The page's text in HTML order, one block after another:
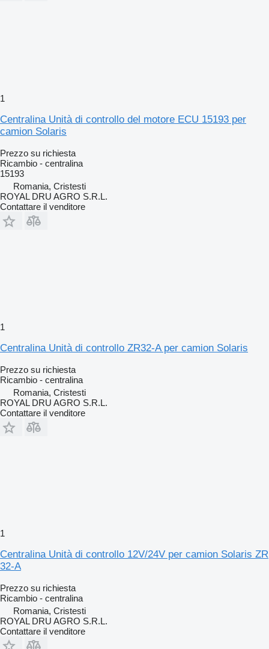
1
Centralina Unità di controllo del motore ECU 15193 per
camion Solaris
Prezzo su richiesta
Ricambio - centralina
15193
Romania, Cristesti
ROYAL DRU AGRO S.R.L.
Contattare il venditore
1
Centralina Unità di controllo ZR32-A per camion Solaris
Prezzo su richiesta
Ricambio - centralina
Romania, Cristesti
ROYAL DRU AGRO S.R.L.
Contattare il venditore
1
Centralina Unità di controllo 12V/24V per camion Solaris ZR
32-A
Prezzo su richiesta
Ricambio - centralina
Romania, Cristesti
ROYAL DRU AGRO S.R.L.
Contattare il venditore